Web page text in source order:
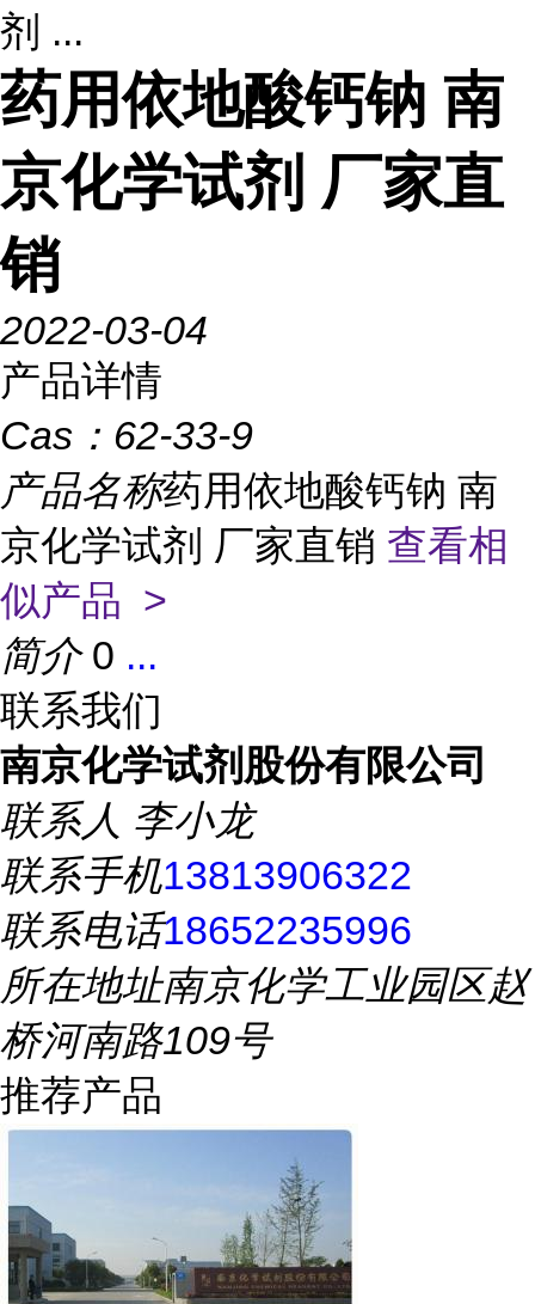
剂 ...
药用依地酸钙钠 南
京化学试剂 厂家直
销
2022-03-04
产品详情
Cas： 62-33-9
产品名称药用依地酸钙钠 南
京化学试剂 厂家直销 查看相
似产品 >
简介 0 ...
联系我们
南京化学试剂股份有限公司
联系人 李小龙
联系手机13813906322
联系电话18652235996
所在地址南京化学工业园区赵
桥河南路109号
推荐产品